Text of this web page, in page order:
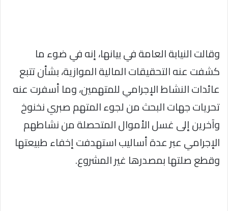
وقالت النيابة العامة في بيانها، إنه في ضوء ما
كشفت عنه التحقيقات المالية الموازية، بشأن تتبع
عائدات النشاط الإجرامي للمتهمين، وما أسفرت عنه
تحريات جهات البحث من لجوء المتهم صبري نخنوخ
وآخرين إلى غسل الأموال المتحصلة من نشاطهم
الإجرامي عبر عدة أساليب استهدفت إخفاء طبيعتها
وقطع صلتها بمصدرها غير المشروع.